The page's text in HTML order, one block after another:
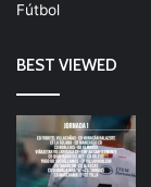
Fútbol
BEST VIEWED